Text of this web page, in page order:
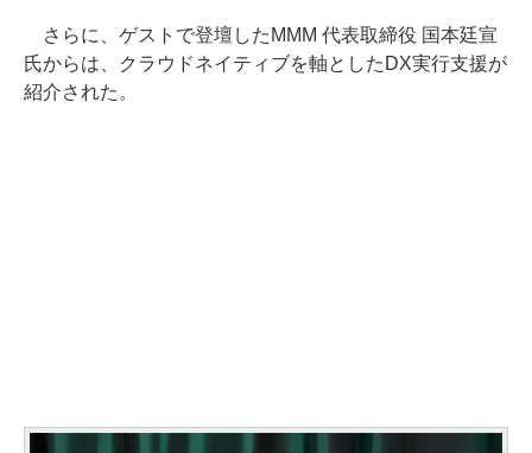
さらに、ゲストで登壇したMMM 代表取締役 国本廷宣
氏からは、クラウドネイティブを軸としたDX実行支援が
紹介された。